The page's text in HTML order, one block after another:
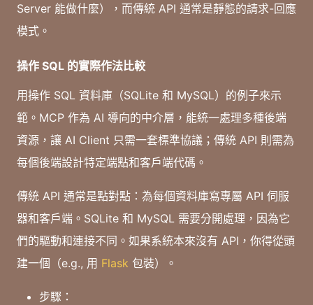
Server 能做什麼），而傳統 API 通常是靜態的請求-回應
模式。
操作 SQL 的實際作法比較
用操作 SQL 資料庫（SQLite 和 MySQL）的例子來示
範。MCP 作為 AI 導向的中介層，能統一處理多種後端
資源，讓 AI Client 只需一套標準協議；傳統 API 則需為
每個後端設計特定端點和客戶端代碼。
傳統 API 通常是點對點：為每個資料庫寫專屬 API 伺服
器和客戶端。SQLite 和 MySQL 需要分開處理，因為它
們的驅動和連接不同。如果系統本來沒有 API，你得從頭
建一個（e.g., 用 Flask 包裝）。
步驟：